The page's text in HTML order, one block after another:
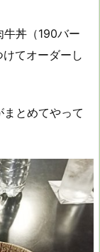
丼（190バー
てオーダーし
とめてやって